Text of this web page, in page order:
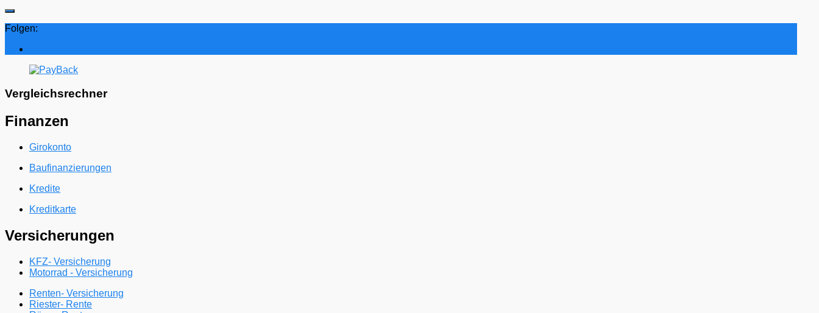
Folgen:
Vergleichsrechner
Finanzen
Girokonto
Baufinanzierungen
Kredite
Kreditkarte
Versicherungen
KFZ- Versicherung
Motorrad - Versicherung
Renten- Versicherung
Riester- Rente